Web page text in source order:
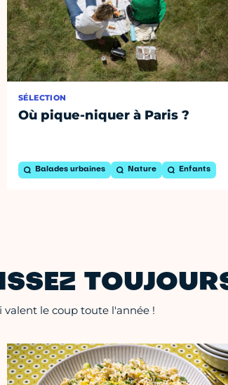
SÉLECTION
Où pique-niquer à Paris ?
Balades urbaines Nature Enfants
valent le coup toute l'année !